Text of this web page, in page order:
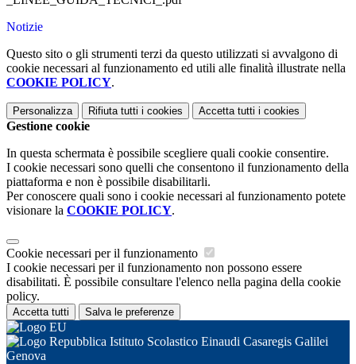
Notizie
Questo sito o gli strumenti terzi da questo utilizzati si avvalgono di
cookie necessari al funzionamento ed utili alle finalità illustrate nella
COOKIE POLICY.
Personalizza Rifiuta tutti i cookies Accetta tutti i cookies
Gestione cookie
In questa schermata è possibile scegliere quali cookie consentire.
I cookie necessari sono quelli che consentono il funzionamento della
piattaforma e non è possibile disabilitarli.
Per conoscere quali sono i cookie necessari al funzionamento potete
visionare la COOKIE POLICY.
Cookie necessari per il funzionamento
I cookie necessari per il funzionamento non possono essere
disabilitati. È possibile consultare l'elenco nella pagina della cookie
policy.
Accetta tutti Salva le preferenze
Istituto Scolastico Einaudi Casaregis Galilei
Genova